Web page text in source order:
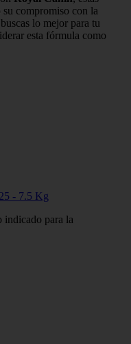
su compromiso con la
lo mejor para tu
esta fórmula como
- 7.5 Kg
para la